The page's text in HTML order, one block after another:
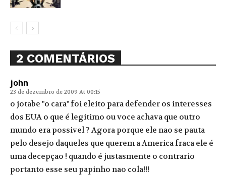
2 COMENTÁRIOS
john
23 de dezembro de 2009 At 00:15
o jotabe "o cara" foi eleito para defender os interesses
dos EUA o que é legitimo ou voce achava que outro
mundo era possivel ? Agora porque ele nao se pauta
pelo desejo daqueles que querem a America fraca ele é
uma decepçao ! quando é justasmente o contrario
portanto esse seu papinho nao cola!!!